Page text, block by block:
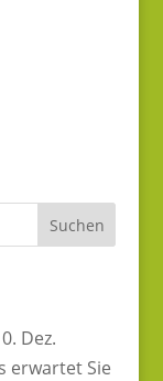
Dez.
erwartet Sie